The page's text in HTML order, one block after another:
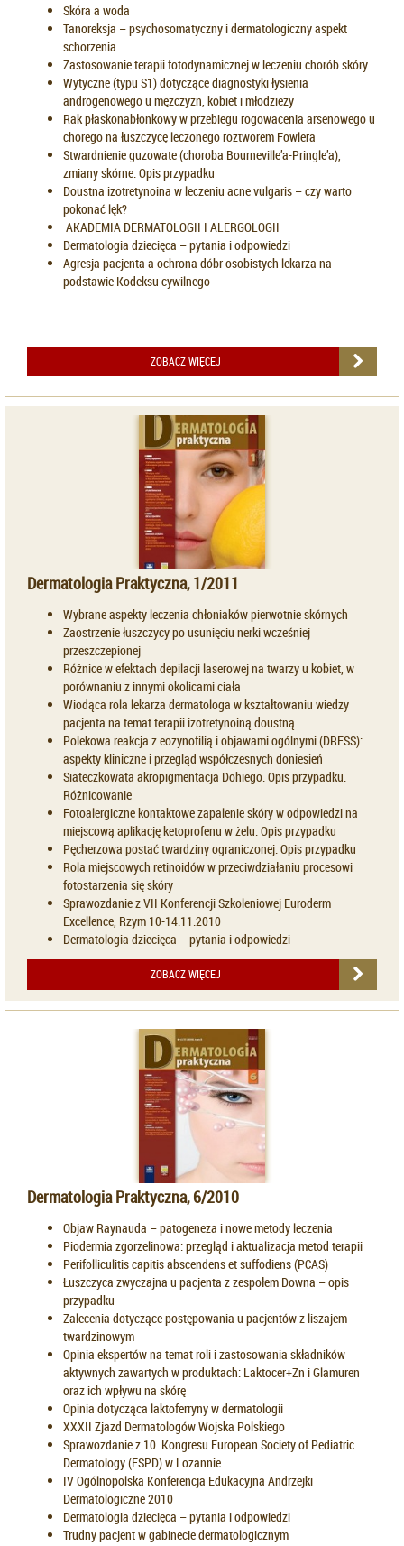
Skóra a woda
Tanoreksja – psychosomatyczny i dermatologiczny aspekt
schorzenia
Zastosowanie terapii fotodynamicznej w leczeniu chorób skóry
Wytyczne (typu S1) dotyczące diagnostyki łysienia
androgenowego u mężczyzn, kobiet i młodzieży
Rak płaskonabłonkowy w przebiegu rogowacenia arsenowego u
chorego na łuszczycę leczonego roztworem Fowlera
Stwardnienie guzowate (choroba Bourneville’a-Pringle’a),
zmiany skórne. Opis przypadku
Doustna izotretynoina w leczeniu acne vulgaris – czy warto
pokonać lęk?
AKADEMIA DERMATOLOGII I ALERGOLOGII
Dermatologia dziecięca – pytania i odpowiedzi
Agresja pacjenta a ochrona dóbr osobistych lekarza na
podstawie Kodeksu cywilnego
ZOBACZ WIĘCEJ
Dermatologia Praktyczna, 1/2011
Wybrane aspekty leczenia chłoniaków pierwotnie skórnych
Zaostrzenie łuszczycy po usunięciu nerki wcześniej
przeszczepionej
Różnice w efektach depilacji laserowej na twarzy u kobiet, w
porównaniu z innymi okolicami ciała
Wiodąca rola lekarza dermatologa w kształtowaniu wiedzy
pacjenta na temat terapii izotretynoiną doustną
Polekowa reakcja z eozynofilią i objawami ogólnymi (DRESS):
aspekty kliniczne i przegląd współczesnych doniesień
Siateczkowata akropigmentacja Dohiego. Opis przypadku.
Różnicowanie
Fotoalergiczne kontaktowe zapalenie skóry w odpowiedzi na
miejscową aplikację ketoprofenu w żelu. Opis przypadku
Pęcherzowa postać twardziny ograniczonej. Opis przypadku
Rola miejscowych retinoidów w przeciwdziałaniu procesowi
fotostarzenia się skóry
Sprawozdanie z VII Konferencji Szkoleniowej Euroderm
Excellence, Rzym 10-14.11.2010
Dermatologia dziecięca – pytania i odpowiedzi
ZOBACZ WIĘCEJ
Dermatologia Praktyczna, 6/2010
Objaw Raynauda – patogeneza i nowe metody leczenia
Piodermia zgorzelinowa: przegląd i aktualizacja metod terapii
Perifolliculitis capitis abscendens et suffodiens (PCAS)
Łuszczyca zwyczajna u pacjenta z zespołem Downa – opis
przypadku
Zalecenia dotyczące postępowania u pacjentów z liszajem
twardzinowym
Opinia ekspertów na temat roli i zastosowania składników
aktywnych zawartych w produktach: Laktocer+Zn i Glamuren
oraz ich wpływu na skórę
Opinia dotycząca laktoferryny w dermatologii
XXXII Zjazd Dermatologów Wojska Polskiego
Sprawozdanie z 10. Kongresu European Society of Pediatric
Dermatology (ESPD) w Lozannie
IV Ogólnopolska Konferencja Edukacyjna Andrzejki
Dermatologiczne 2010
Dermatologia dziecięca – pytania i odpowiedzi
Trudny pacjent w gabinecie dermatologicznym